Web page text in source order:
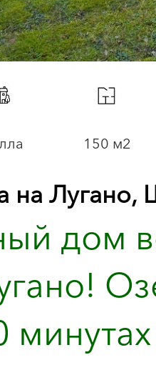
150 м2
на
дом